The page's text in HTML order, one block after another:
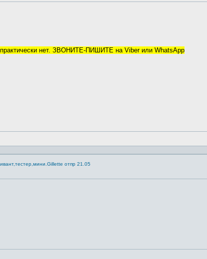
нет. ЗВОНИТЕ-ПИШИТЕ на Viber или WhatsApp
отпр 21.05